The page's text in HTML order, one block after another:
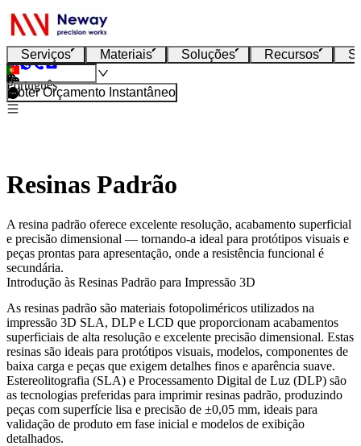
Serviços Materiais Soluções Recursos
Português
Obter Orçamento Instantâneo
Resinas Padrão
A resina padrão oferece excelente resolução, acabamento superficial
e precisão dimensional — tornando-a ideal para protótipos visuais e
peças prontas para apresentação, onde a resistência funcional é
secundária.
Introdução às Resinas Padrão para Impressão 3D
As resinas padrão são materiais fotopoliméricos utilizados na
impressão 3D SLA, DLP e LCD que proporcionam acabamentos
superficiais de alta resolução e excelente precisão dimensional. Estas
resinas são ideais para protótipos visuais, modelos, componentes de
baixa carga e peças que exigem detalhes finos e aparência suave.
Estereolitografia (SLA) e Processamento Digital de Luz (DLP) são
as tecnologias preferidas para imprimir resinas padrão, produzindo
peças com superfície lisa e precisão de ±0,05 mm, ideais para
validação de produto em fase inicial e modelos de exibição
detalhados.